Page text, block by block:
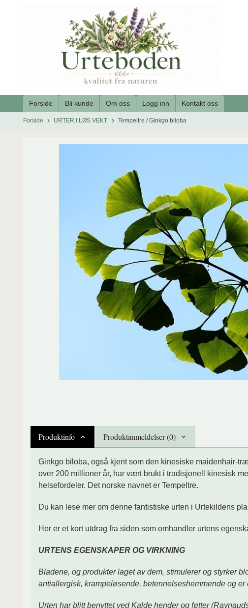
Forside Bli kunde Om oss Logg inn Kontakt oss
Forside URTER I LØS VEKT Tempeltre / Ginkgo biloba
Produktinfo Produktanmeldelser (0)
Ginkgo biloba, også kjent som den kinesiske maidenhair-
over 200 millioner år, har vært brukt i tradisjonell kinesisk
helsefordeler. Det norske navnet er Tempeltre.
Du kan lese mer om denne fantistiske urten i Urtekildens
Her er et kort utdrag fra siden som omhandler urtens
URTENS EGENSKAPER OG VIRKNING
Bladene, og produkter laget av dem, stimulerer og styrker
antiallergisk, krampeløsende, betennelseshemmende og
Urten har blitt benyttet ved Kalde hender og føtter